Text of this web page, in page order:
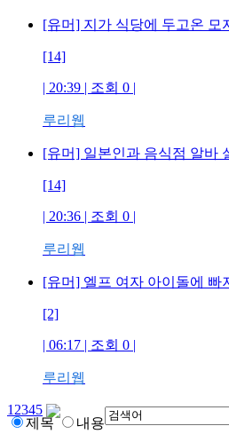
[유머] 지가 식당에 두고온 모
[14]
| 20:39 | 조회 0 |
루리웹
[유머] 일본인과 음식점 알바
[14]
| 20:36 | 조회 0 |
루리웹
[유머] 엘프 여자 아이돌에 빠
[2]
| 06:17 | 조회 0 |
루리웹
1 2345
제목
내용